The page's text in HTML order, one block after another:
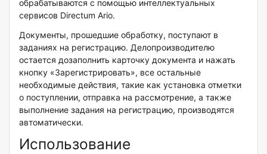
обрабатываются с помощью интеллектуальных
сервисов Directum Ario.
Документы, прошедшие обработку, поступают в
заданиях на регистрацию. Делопроизводителю
остается дозаполнить карточку документа и нажать
кнопку «Зарегистрировать», все остальные
необходимые действия, такие как установка отметки
о поступлении, отправка на рассмотрение, а также
выполнение задания на регистрацию, производятся
автоматически.
Использование